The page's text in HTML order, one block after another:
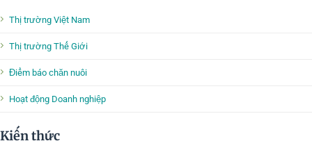
Thị trường Việt Nam
Thị trường Thế Giới
Điểm báo chăn nuôi
Hoạt động Doanh nghiệp
Kiến thức